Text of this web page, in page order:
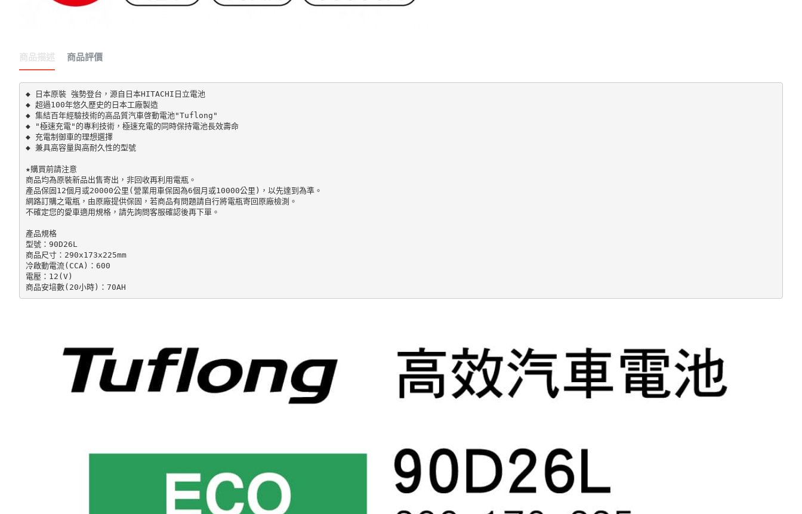
商品描述 商品評價
◆ 日本原裝 強勢登台，源自日本HITACHI日立電池
◆ 超過100年悠久歷史的日本工廠製造
◆ 集結百年經驗技術的高品質汽車啓動電池"Tuflong"
◆ "極速充電"的專利技術，極速充電的同時保持電池長效壽命
◆ 充電制御車的理想選擇
◆ 兼具高容量與高耐久性的型號
★購買前請注意
商品均為原裝新品出售寄出，非回收再利用電瓶。
產品保固12個月或20000公里(營業用車保固為6個月或10000公里)，以先達到為準。
網路訂購之電瓶，由原廠提供保固，若商品有問題請自行將電瓶寄回原廠檢測。
不確定您的愛車適用規格，請先詢問客服確認後再下單。
產品規格
型號：90D26L
商品尺寸：290x173x225mm
冷啟動電流(CCA)：600
電壓：12(V)
商品安培數(20小時)：70AH